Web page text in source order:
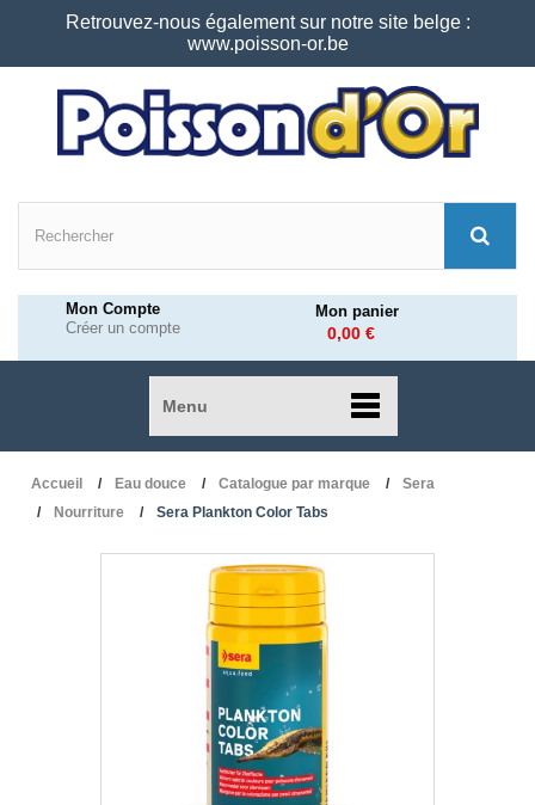
Retrouvez-nous également sur notre site belge :
www.poisson-or.be
Mon Compte
Créer un compte
Mon panier
0,00 €
Menu
Accueil Eau douce Catalogue par marque
Sera
Nourriture
Sera Plankton Color Tabs